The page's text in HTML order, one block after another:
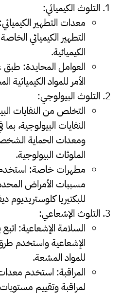
التلوث الكيميائي:
معدات التطهير الكيميائي:
التطهير الكيميائي
الكيميائية.
العوامل المحايدة: طبق
الأمر للمواد الكيميائية
التلوث البيولوجي:
التخلص من النفايات
النفايات البيولوجية،
ومعدات الحماية
الملوثات البيولوجية.
مطهرات خاصة:
مسببات الأمراض
للبكتيريا كلوستريديوم
التلوث الإشعاعي:
السلامة الإشعاعية:
الإشعاعية واستخدم
للمواد المشعة.
المراقبة: استخدم
لمراقبة وتقييم